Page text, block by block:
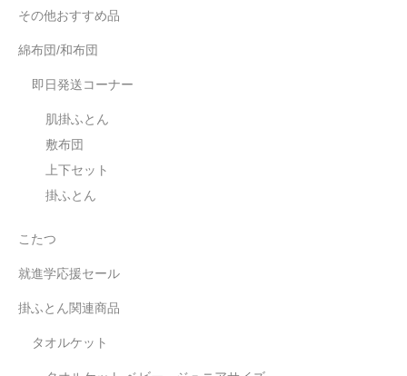
その他おすすめ品
綿布団/和布団
即日発送コーナー
肌掛ふとん
敷布団
上下セット
掛ふとん
こたつ
就進学応援セール
掛ふとん関連商品
タオルケット